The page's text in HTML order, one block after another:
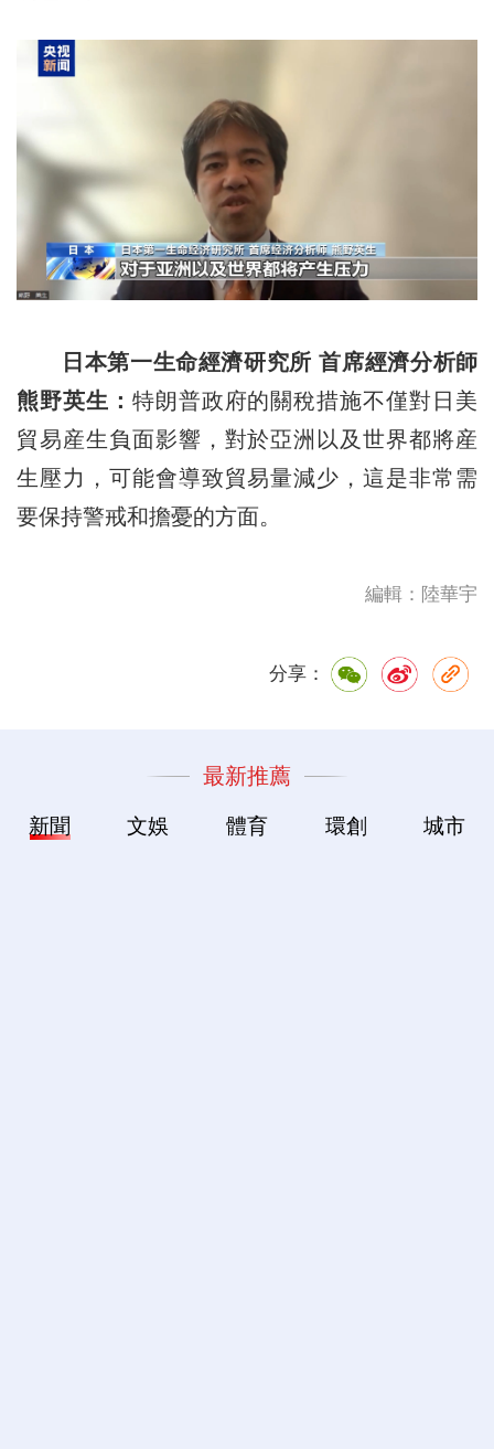
日本第一生命經濟研究所 首席經濟分析師
熊野英生： 特朗普政府的關稅措施不僅對日美
貿易産生負面影響，對於亞洲以及世界都將産
生壓力，可能會導致貿易量減少，這是非常需
要保持警戒和擔憂的方面。
編輯：陸華宇
分享：
最新推薦
新聞 文娛 體育 環創 城市